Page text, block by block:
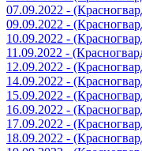
07.09.2022 -
09.09.2022 -
10.09.2022 -
11.09.2022 -
12.09.2022 -
14.09.2022 -
15.09.2022 -
16.09.2022 -
17.09.2022 -
18.09.2022 -